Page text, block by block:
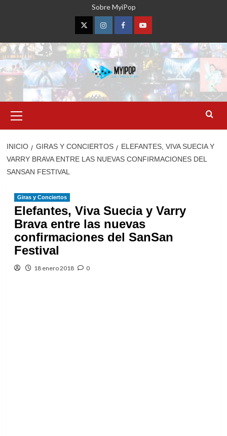
Sobre MyiPop
TwitterInstagramFacebookYouTube
primario
INICIO GIRAS Y CONCIERTOS
ELEFANTES, VIVA SUECIA Y
VARRY BRAVA ENTRE LAS NUEVAS CONFIRMACIONES DEL
SANSAN FESTIVAL
Giras y Conciertos
Elefantes, Viva Suecia y Varry
Brava entre las nuevas
confirmaciones del SanSan
Festival
18 enero 2018 0